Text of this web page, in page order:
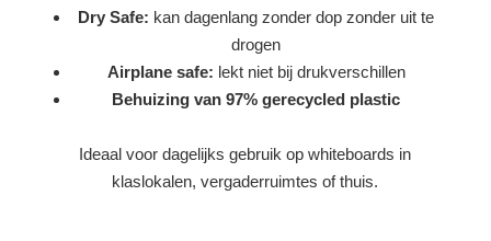
Dry Safe: kan dagenlang zonder dop zonder uit te
drogen
Airplane safe: lekt niet bij drukverschillen
Behuizing van 97% gerecycled plastic
Ideaal voor dagelijks gebruik op whiteboards in
klaslokalen, vergaderruimtes of thuis.